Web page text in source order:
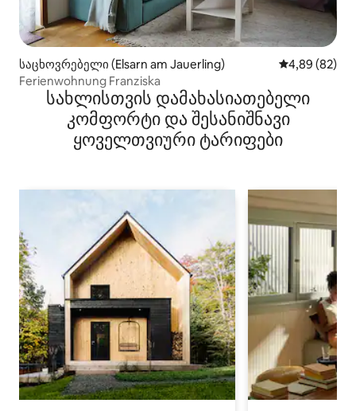
საცხოვრებელი (Elsarn am Jauerling) საშუალო
4,89 (82)
Ferienwohnung Franziska
სახლისთვის დამახასიათებელი
კომფორტი და შესანიშნავი
ყოველთვიური ტარიფები